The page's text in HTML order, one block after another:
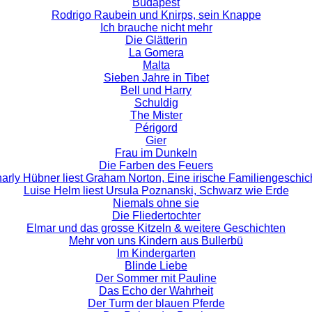
Budapest
Rodrigo Raubein und Knirps, sein Knappe
Ich brauche nicht mehr
Die Glätterin
La Gomera
Malta
Sieben Jahre in Tibet
Bell und Harry
Schuldig
The Mister
Périgord
Gier
Frau im Dunkeln
Die Farben des Feuers
Hübner liest Graham Norton, Eine irische
Luise Helm liest Ursula Poznanski, Schwarz wie Erde
Niemals ohne sie
Die Fliedertochter
Elmar und das grosse Kitzeln & weitere Geschichten
Mehr von uns Kindern aus Bullerbü
Im Kindergarten
Blinde Liebe
Der Sommer mit Pauline
Das Echo der Wahrheit
Der Turm der blauen Pferde